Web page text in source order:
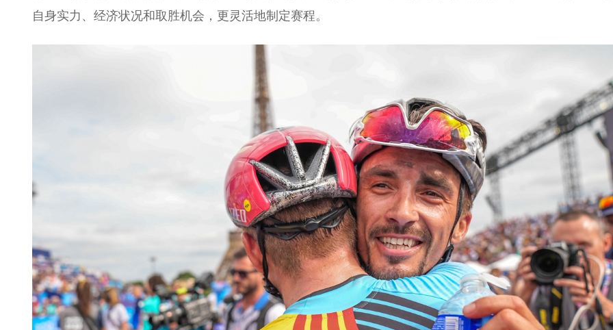
自身实力、经济状况和取胜机会，更灵活地制定赛程。